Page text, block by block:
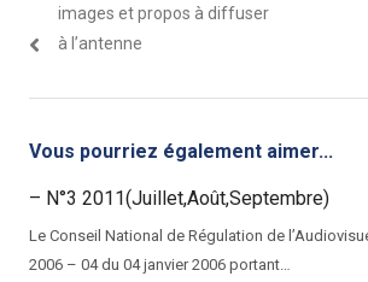
images et propos à diffuser
à l’antenne
Vous pourriez également aimer...
– N°3 2011(Juillet,Août,Septembre)
Le Conseil National de Régulation de
2006 – 04 du 04 janvier 2006 portant…